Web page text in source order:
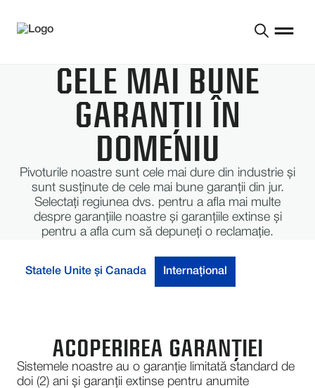
CELE MAI BUNE
GARANȚII ÎN
DOMENIU
Pivoturile noastre sunt cele mai dure din industrie și
sunt susținute de cele mai bune garanții din jur.
Selectați regiunea dvs. pentru a afla mai multe
despre garanțiile noastre și garanțiile extinse și
pentru a afla cum să depuneți o reclamație.
Statele Unite și Canada Internaţional
ACOPERIREA GARANȚIEI
Sistemele noastre au o garanție limitată standard de
doi (2) ani și garanții extinse pentru anumite